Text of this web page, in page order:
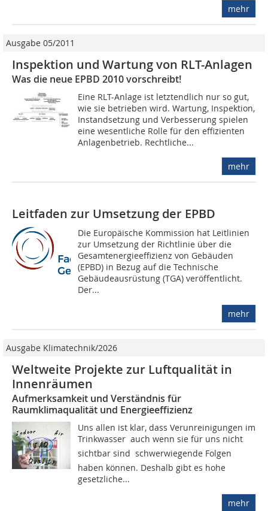
mehr
Ausgabe 05/2011
Inspektion und Wartung von RLT-Anlagen
Was die neue EPBD 2010 vorschreibt!
Eine RLT-Anlage ist letztendlich nur so gut,
wie sie betrieben wird. Wartung, Inspektion,
Instandsetzung und Verbesserung spielen
eine wesentliche Rolle für den effizienten
Anlagenbetrieb. Rechtliche...
mehr
Leitfaden zur Umsetzung der EPBD
Die Europäische Kommission hat Leitlinien
zur Umsetzung der Richtlinie über die
Gesamtenergieeffizienz von Gebäuden
(EPBD) in Bezug auf die Technische
Gebäudeausrüstung (TGA) veröffentlicht.
Der...
mehr
Ausgabe Klimatechnik/2026
Weltweite Projekte zur Luftqualität in
Innenräumen
Aufmerksamkeit und Verständnis für
Raumklimaqualität und Energieeffizienz
Uns allen ist klar, dass Verunreinigungen im
Trinkwasser  auch wenn sie für uns nicht
sichtbar sind  schwerwiegende Folgen
haben können. Deshalb gibt es hohe
gesetzliche...
mehr